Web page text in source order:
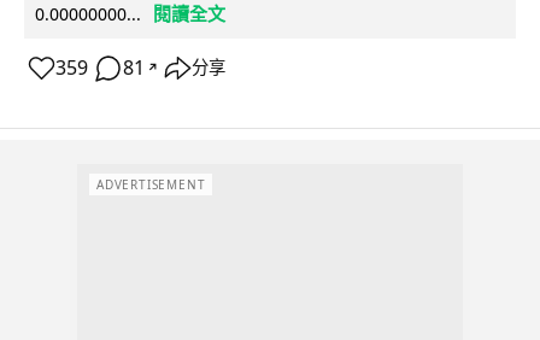
0.00000000...
閱讀全文
359 81 ↗ 分享
ADVERTISEMENT